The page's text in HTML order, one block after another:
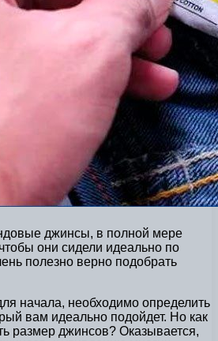
джинсы, в полной мере
они сидели идеально по
полезно верно подобрать
начала, необходимо определить
вам идеально подойдет. Но как
размер джинсов? Оказывается,